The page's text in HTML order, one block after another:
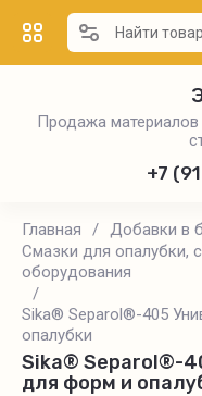
Продажа
+7
Главная / Добавки в
Смазки для опалубки,
оборудования
/
Sika® Separol®-405
опалубки
Sika® Separol®-
для форм и